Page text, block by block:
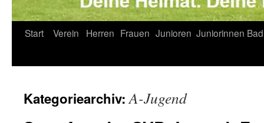
Start Verein Herren Frauen Junioren Juniorinnen
Kategoriearchiv:A-Jugend